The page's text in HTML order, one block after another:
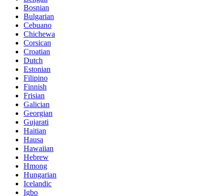
Bosnian
Bulgarian
Cebuano
Chichewa
Corsican
Croatian
Dutch
Estonian
Filipino
Finnish
Frisian
Galician
Georgian
Gujarati
Haitian
Hausa
Hawaiian
Hebrew
Hmong
Hungarian
Icelandic
Igbo